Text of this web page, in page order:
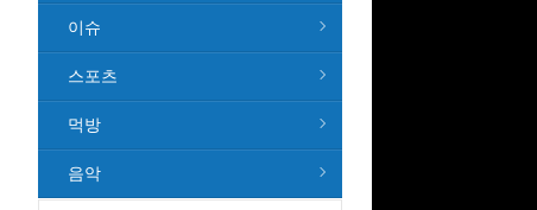
이슈
스포츠
먹방
음악